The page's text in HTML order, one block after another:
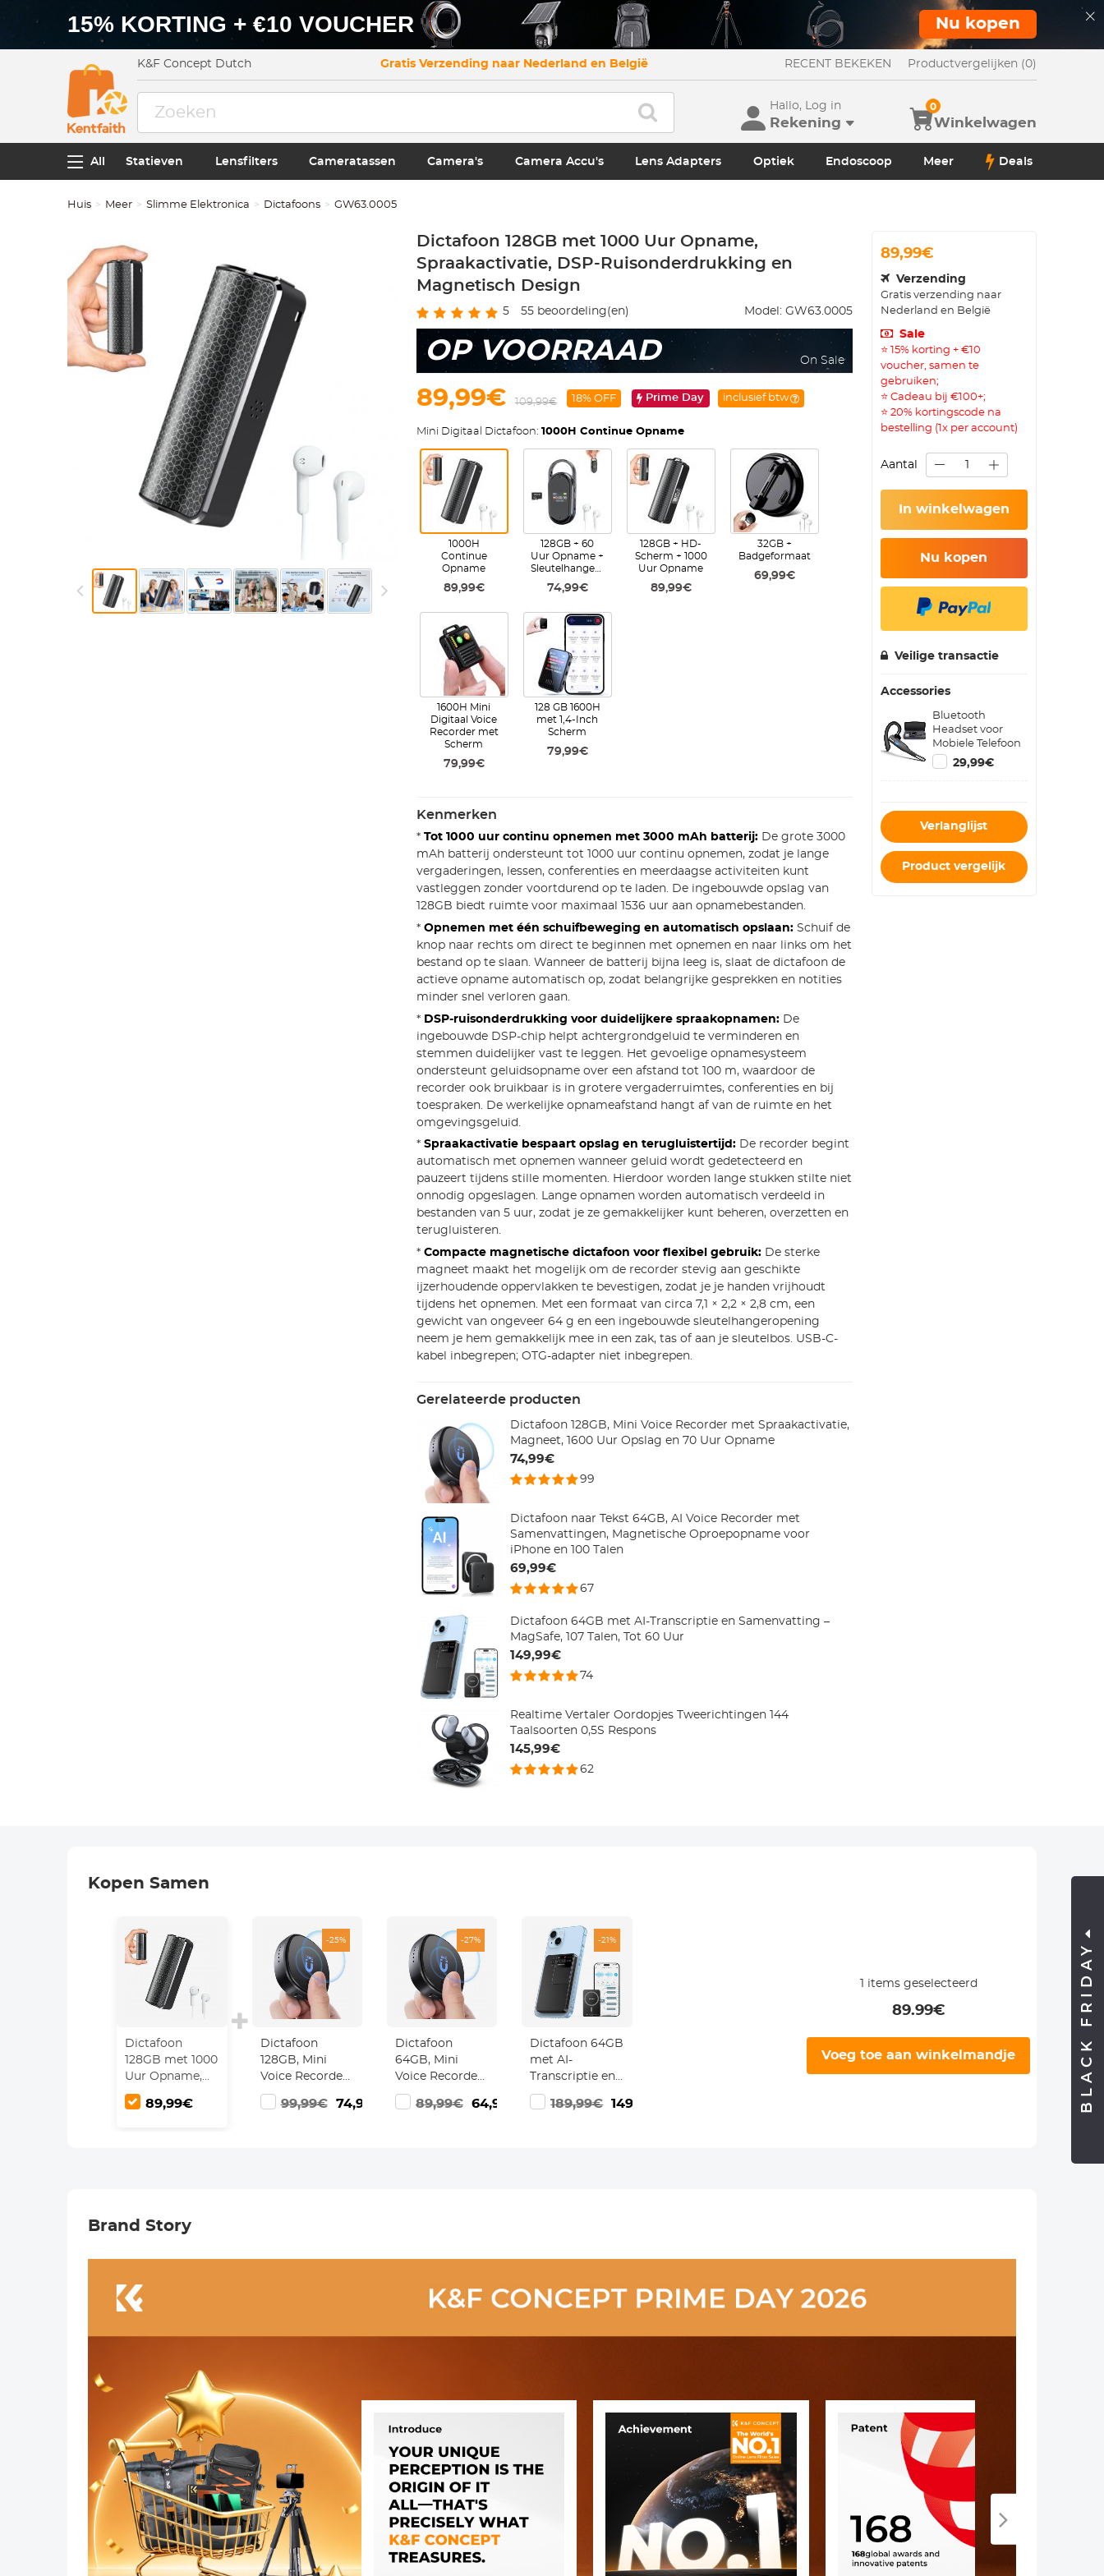
15% KORTING + €10 VOUCHER Nu kopen
K&F Concept Dutch Gratis Verzending naar Nederland en België RECENT BEKEKEN Productvergelijken (0)
Hallo, Log in
Rekening Winkelwagen
0
All Statieven Lensfilters Cameratassen Camera's Camera Accu's Lens Adapters Optiek Endoscoop Meer Deals
Huis Meer Slimme Elektronica Dictafoons GW63.0005
Dictafoon 128GB met 1000 Uur Opname,
Spraakactivatie, DSP-Ruisonderdrukking en
Magnetisch Design
5 55beoordeling(en) Model: GW63.0005
OP VOORRAAD On Sale
89,99€ 109,99€ 18% OFF Prime Day inclusief btw
Mini Digitaal Dictafoon: 1000H Continue Opname
1000H
Continue
Opname
89,99€
128GB + 60
Uur Opname +
Sleutelhangerdesign
74,99€
128GB + HD-
Scherm + 1000
Uur Opname
89,99€
32GB +
Badgeformaat
69,99€
1600H Mini
Digitaal Voice
Recorder met
Scherm
79,99€
128 GB 1600H
met 1,4-Inch
Scherm
79,99€
Kenmerken
* Tot 1000 uur continu opnemen met 3000 mAh batterij:De grote 3000
mAh batterij ondersteunt tot 1000 uur continu opnemen, zodat je lange
vergaderingen, lessen, conferenties en meerdaagse activiteiten kunt
vastleggen zonder voortdurend op te laden. De ingebouwde opslag van
128GB biedt ruimte voor maximaal 1536 uur aan opnamebestanden.
* Opnemen met één schuifbeweging en automatisch opslaan:Schuif de
knop naar rechts om direct te beginnen met opnemen en naar links om het
bestand op te slaan. Wanneer de batterij bijna leeg is, slaat de dictafoon de
actieve opname automatisch op, zodat belangrijke gesprekken en notities
minder snel verloren gaan.
* DSP-ruisonderdrukking voor duidelijkere spraakopnamen:De
ingebouwde DSP-chip helpt achtergrondgeluid te verminderen en
stemmen duidelijker vast te leggen. Het gevoelige opnamesysteem
ondersteunt geluidsopname over een afstand tot 100 m, waardoor de
recorder ook bruikbaar is in grotere vergaderruimtes, conferenties en bij
toespraken. De werkelijke opnameafstand hangt af van de ruimte en het
omgevingsgeluid.
* Spraakactivatie bespaart opslag en terugluistertijd:De recorder begint
automatisch met opnemen wanneer geluid wordt gedetecteerd en
pauzeert tijdens stille momenten. Hierdoor worden lange stukken stilte niet
onnodig opgeslagen. Lange opnamen worden automatisch verdeeld in
bestanden van 5 uur, zodat je ze gemakkelijker kunt beheren, overzetten en
terugluisteren.
* Compacte magnetische dictafoon voor flexibel gebruik:De sterke
magneet maakt het mogelijk om de recorder stevig aan geschikte
ijzerhoudende oppervlakken te bevestigen, zodat je je handen vrijhoudt
tijdens het opnemen. Met een formaat van circa 7,1 × 2,2 × 2,8 cm, een
gewicht van ongeveer 64 g en een ingebouwde sleutelhangeropening
neem je hem gemakkelijk mee in een zak, tas of aan je sleutelbos. USB-C-
kabel inbegrepen; OTG-adapter niet inbegrepen.
Gerelateerde producten
Dictafoon 128GB, Mini Voice Recorder met Spraakactivatie,
Magneet, 1600 Uur Opslag en 70 Uur Opname
74,99€
99
Dictafoon naar Tekst 64GB, AI Voice Recorder met
Samenvattingen, Magnetische Oproepopname voor
iPhone en 100 Talen
69,99€
67
Dictafoon 64GB met AI-Transcriptie en Samenvatting –
MagSafe, 107 Talen, Tot 60 Uur
149,99€
74
Realtime Vertaler Oordopjes Tweerichtingen 144
Taalsoorten 0,5S Respons
145,99€
62
89,99€
Verzending
Gratis verzending naar
Nederland en België
Sale
⭐ 15% korting + €10
voucher, samen te
gebruiken;
⭐ Cadeau bij €100+;
⭐ 20% kortingscode na
bestelling (1x per account)
Aantal
In winkelwagen
Nu kopen
Veilige transactie
Accessories
Bluetooth
Headset voor
Mobiele Telefoon
Draadloze
Headset met
Headset 5.1
Handsfree
Headset CVC8.0
Compatibel met
IPhone Android
Zakelijk Kantoor
29,99€
Verlanglijst
Product vergelijk
Kopen Samen
Dictafoon
128GB met 1000
Uur Opname,
Spraakactivatie,
DSP-89,99€
-25%
Dictafoon
128GB, Mini
Voice Recorder
met
Spraakactivatie,
99,99€ 74,99€
-27%
Dictafoon
64GB, Mini
Voice Recorder
met
Spraakactivatie
89,99€ 64,99€
-21%
Dictafoon 64GB
met AI-
Transcriptie en
Samenvatting –
MagSafe, 107
189,99€ 149,99€
items geselecteerd
89.99€
Voeg toe aan winkelmandje
Brand Story
BLACK FRIDAY